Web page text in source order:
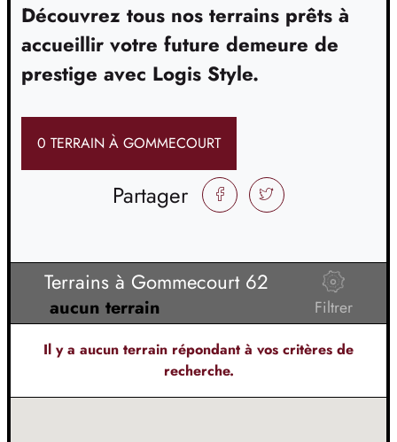
Découvrez tous nos terrains prêts à
accueillir votre future demeure de
prestige avec Logis Style.
0 TERRAIN À GOMMECOURT
Partager FACEBOOKTWITTER
Terrains à Gommecourt 62
aucun terrain Filtrer
Il y a aucun terrain répondant à vos critères de
recherche.